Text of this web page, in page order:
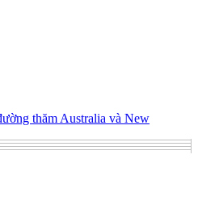
thăm Australia và New